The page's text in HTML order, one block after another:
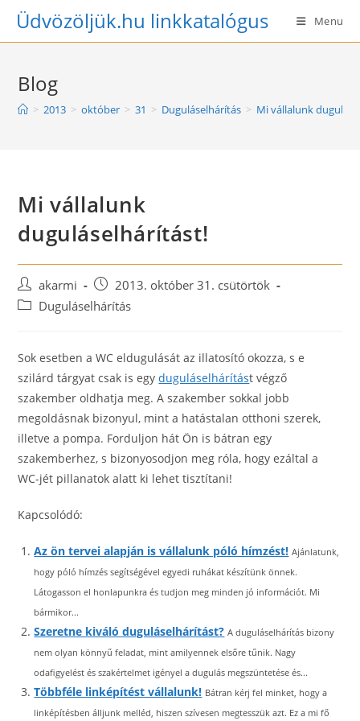
SkipÜdvözöljük.hu linkkatalógus Menu
Blog
> 2013 > október > 31 > Duguláselhárítás > Mi vállalunk
Mi vállalunk
duguláselhárítást!
Post
author:
akarmi
Post
published:
2013. október 31. csütörtök
PostDuguláselhárítás
Sok esetben a WC eldugulását az illatosító okozza, s e
szilárd tárgyat csak is egyduguláselhárítást végző
szakember oldhatja meg. A szakember sokkal jobb
megoldásnak bizonyul, mint a hatástalan otthoni szerek,
illetve a pompa. Forduljon hát Ön is bátran egy
szakemberhez, s bizonyosodjon meg róla, hogy ezáltal a
WC-jét pillanatok alatt ki lehet tisztítani!
Kapcsolódó:
Az ön tervei alapján is vállalunk póló hímzést! Ajánlatunk,
hogy póló hímzés segítségével egyedi ruhákat készítünk önnek.
Látogasson el honlapunkra és tudjon meg minden jó információt. Mi
bármikor...
Szeretne kiváló duguláselhárítást? A duguláselhárítás bizony
nem olyan könnyű feladat, mint amilyennek elsőre tűnik. Nagy
odafigyelést és szakértelmet igényel a dugulás megszüntetése és...
Többféle linképítést vállalunk! Bátran kérj fel minket, hogy a
linképítésben álljunk melléd, hiszen szívesen megtesszük azt. Ez a mi fő